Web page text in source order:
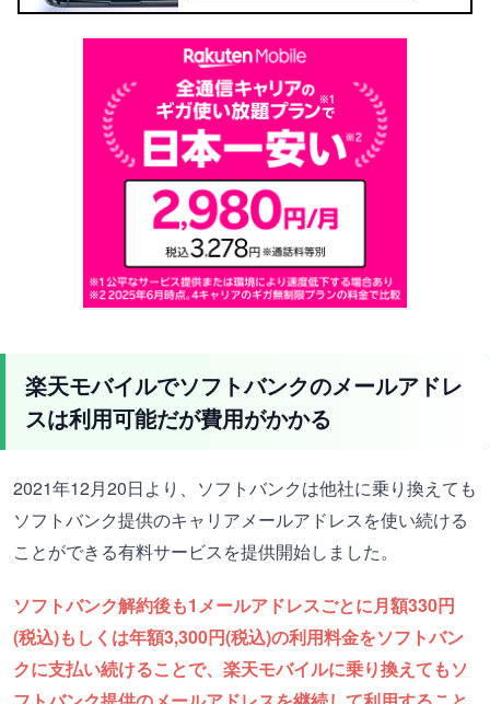
楽天モバイルでソフトバンクのメールアドレ
スは利用可能だが費用がかかる
2021年12月20日より、ソフトバンクは他社に乗り換えても
ソフトバンク提供のキャリアメールアドレスを使い続ける
ことができる有料サービスを提供開始しました。
ソフトバンク解約後も1メールアドレスごとに月額330円
(税込)もしくは年額3,300円(税込)の利用料金をソフトバン
クに支払い続けることで、楽天モバイルに乗り換えてもソ